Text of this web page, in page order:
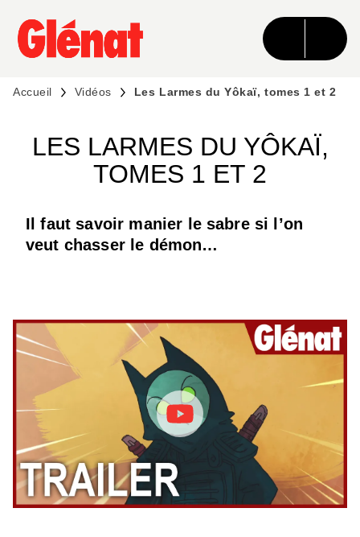
MENU RECHERCHE CONTENU
PIED DE PAGE
Accueil Vidéos Les Larmes du Yôkaï, tomes 1 et 2
LES LARMES DU YÔKAÏ,
TOMES 1 ET 2
Il faut savoir manier le sabre si l’on
veut chasser le démon…